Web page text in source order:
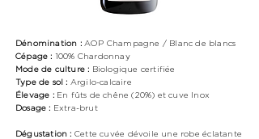
Dénomination : AOP Champagne / Blanc de blancs
Cépage : 100% Chardonnay
Mode de culture : Biologique certifiée
Type de sol : Argilo-calcaire
Élevage : En fûts de chêne (20%) et cuve Inox
Dosage : Extra-brut
Dégustation : Cette cuvée dévoile une robe éclatante